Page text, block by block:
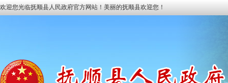
欢迎您光临抚顺县人民政府官方网站！美丽的抚顺县欢迎您！